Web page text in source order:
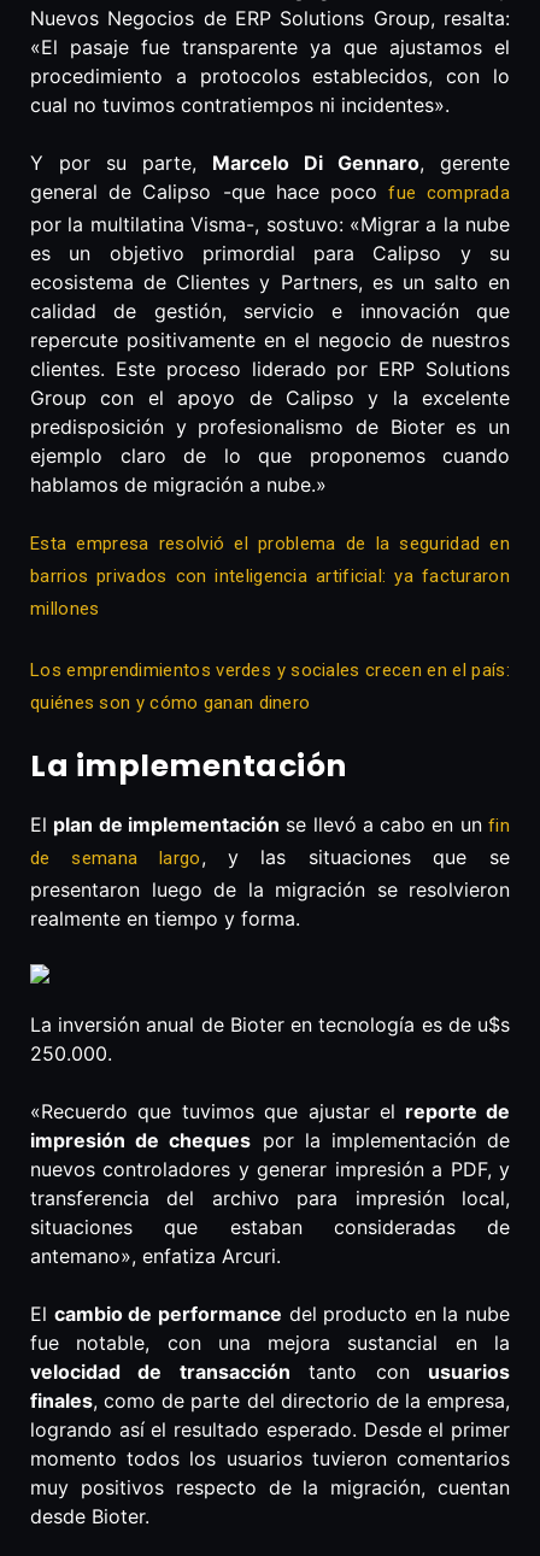
Nuevos Negocios de ERP Solutions Group, resalta:
«El pasaje fue transparente ya que ajustamos el
procedimiento a protocolos establecidos, con lo
cual no tuvimos contratiempos ni incidentes».
Y por su parte, Marcelo Di Gennaro, gerente
general de Calipso -que hace pocofue comprada
por la multilatina Visma-, sostuvo: «Migrar a la nube
es un objetivo primordial para Calipso y su
ecosistema de Clientes y Partners, es un salto en
calidad de gestión, servicio e innovación que
repercute positivamente en el negocio de nuestros
clientes. Este proceso liderado por ERP Solutions
Group con el apoyo de Calipso y la excelente
predisposición y profesionalismo de Bioter es un
ejemplo claro de lo que proponemos cuando
hablamos de migración a nube.»
Esta empresa resolvió el problema de la seguridad en
barrios privados con inteligencia artificial: ya facturaron
millones
Los emprendimientos verdes y sociales crecen en el país:
quiénes son y cómo ganan dinero
La implementación
El plan de implementación se llevó a cabo en unfin
de semana largo, y las situaciones que se
presentaron luego de la migración se resolvieron
realmente en tiempo y forma.
La inversión anual de Bioter en tecnología es de u$s
250.000.
«Recuerdo que tuvimos que ajustar el reporte de
impresión de cheques por la implementación de
nuevos controladores y generar impresión a PDF, y
transferencia del archivo para impresión local,
situaciones que estaban consideradas de
antemano», enfatiza Arcuri.
El cambio de performance del producto en la nube
fue notable, con una mejora sustancial en la
velocidad de transacción tanto con usuarios
finales, como de parte del directorio de la empresa,
logrando así el resultado esperado. Desde el primer
momento todos los usuarios tuvieron comentarios
muy positivos respecto de la migración, cuentan
desde Bioter.